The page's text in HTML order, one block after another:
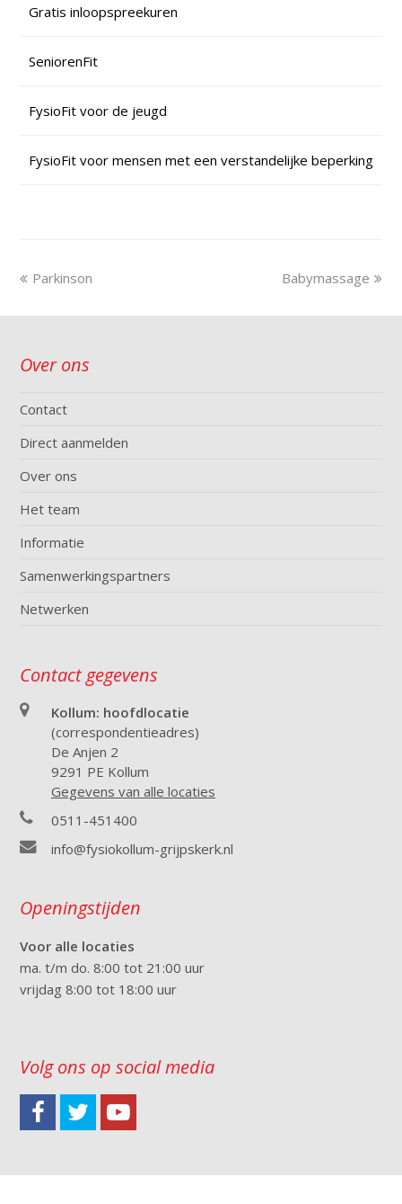
Gratis inloopspreekuren
SeniorenFit
FysioFit voor de jeugd
FysioFit voor mensen met een verstandelijke beperking
Parkinson Babymassage
Over ons
Contact
Direct aanmelden
Over ons
Het team
Informatie
Samenwerkingspartners
Netwerken
Contact gegevens
Kollum: hoofdlocatie
(correspondentieadres)
De Anjen 2
9291 PE Kollum
Gegevens van alle locaties
0511-451400
info@fysiokollum-grijpskerk.nl
Openingstijden
Voor alle locaties
ma. t/m do. 8:00 tot 21:00 uur
vrijdag 8:00 tot 18:00 uur
Volg ons op social media